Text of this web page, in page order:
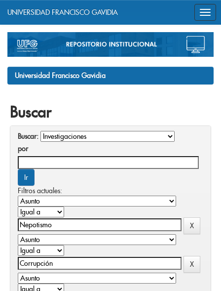
navigation
UNIVERSIDAD FRANCISCO GAVIDIA
Universidad Francisco Gavidia
Buscar
Buscar:
por
Filtros actuales: